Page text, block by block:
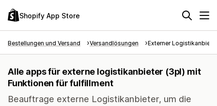
Shopify App Store
Bestellungen und Versand Versandlösungen Externer
Alle apps für externe logistikanbieter (3pl) mit
Funktionen für fulfillment
Beauftrage externe Logistikanbieter, um die